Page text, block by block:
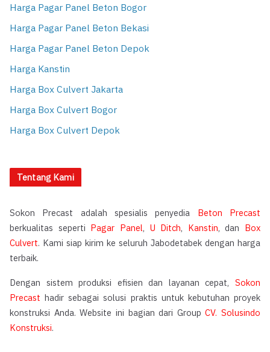
Harga Pagar Panel Beton Bogor
Harga Pagar Panel Beton Bekasi
Harga Pagar Panel Beton Depok
Harga Kanstin
Harga Box Culvert Jakarta
Harga Box Culvert Bogor
Harga Box Culvert Depok
Tentang Kami
Sokon Precast adalah spesialis penyedia Beton Precast
berkualitas seperti Pagar Panel, U Ditch, Kanstin, dan Box
Culvert. Kami siap kirim ke seluruh Jabodetabek dengan harga
terbaik.
Dengan sistem produksi efisien dan layanan cepat, Sokon
Precast hadir sebagai solusi praktis untuk kebutuhan proyek
konstruksi Anda. Website ini bagian dari GroupCV. Solusindo
Konstruksi.